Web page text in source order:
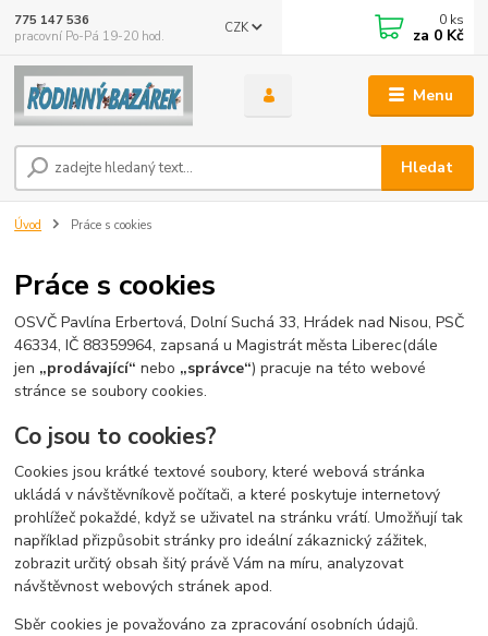
Menu
CZK
Hledat
775 147 536
pracovní Po-Pá 19-20 hod.
0 ks
za 0 Kč
Úvod Práce s cookies
Práce s cookies
OSVČ Pavlína Erbertová, Dolní Suchá 33, Hrádek nad Nisou, PSČ
46334, IČ 88359964, zapsaná u Magistrát města Liberec(dále
jen „prodávající“ nebo „správce“) pracuje na této webové
stránce se soubory cookies.
Co jsou to cookies?
Cookies jsou krátké textové soubory, které webová stránka
ukládá v návštěvníkově počítači, a které poskytuje internetový
prohlížeč pokaždé, když se uživatel na stránku vrátí. Umožňují tak
například přizpůsobit stránky pro ideální zákaznický zážitek,
zobrazit určitý obsah šitý právě Vám na míru, analyzovat
návštěvnost webových stránek apod.
Sběr cookies je považováno za zpracování osobních údajů.